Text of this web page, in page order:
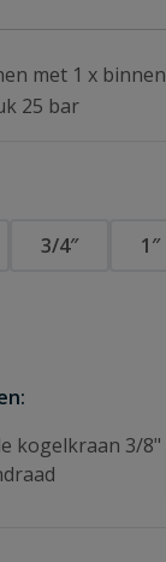
met 1 x
25 bar
3/4″ 1″
kogelkraan 3/8"